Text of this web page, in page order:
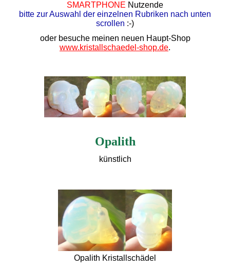
SMARTPHONE Nutzende
bitte zur Auswahl der einzelnen Rubriken nach unten
scrollen :-)
oder besuche meinen neuen Haupt-Shop
www.kristallschaedel-shop.de.
Opalith
künstlich
Opalith Kristallschädel